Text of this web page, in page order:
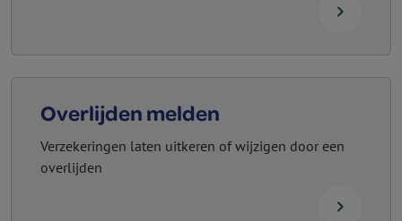
navigate_next
Overlijden melden
Verzekeringen laten uitkeren of wijzigen door een
overlijden
navigate_next